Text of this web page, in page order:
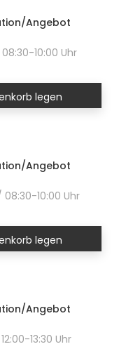
Angebot
10:00 Uhr
legen
Angebot
10:00 Uhr
legen
Angebot
13:30 Uhr